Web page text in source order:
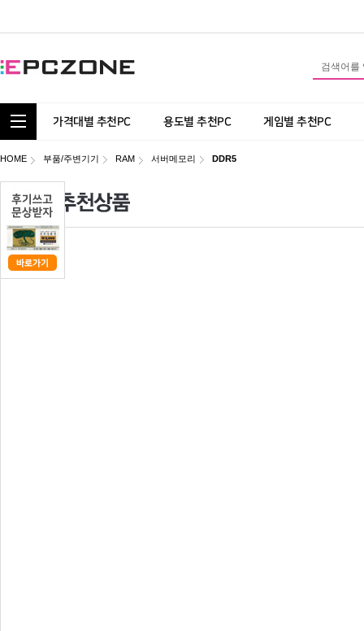
통합 카테고리 보기
가격대별 추천PC 용도별 추천PC 게임별 추천PC
HOME 부품/주변기기 RAM 서버메모리 DDR5